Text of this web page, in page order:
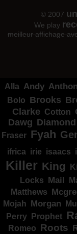
© 2007
We play
meilleur affichage
Alla Andy
Bolo Brooks
Clarke Cotton
Dawg Diamond
Fraser Fyah
ifrica irie isaacs
Killer King
Locks Mail
Matthews
Mojah Morgan
Perry Prophet
Romeo Roots